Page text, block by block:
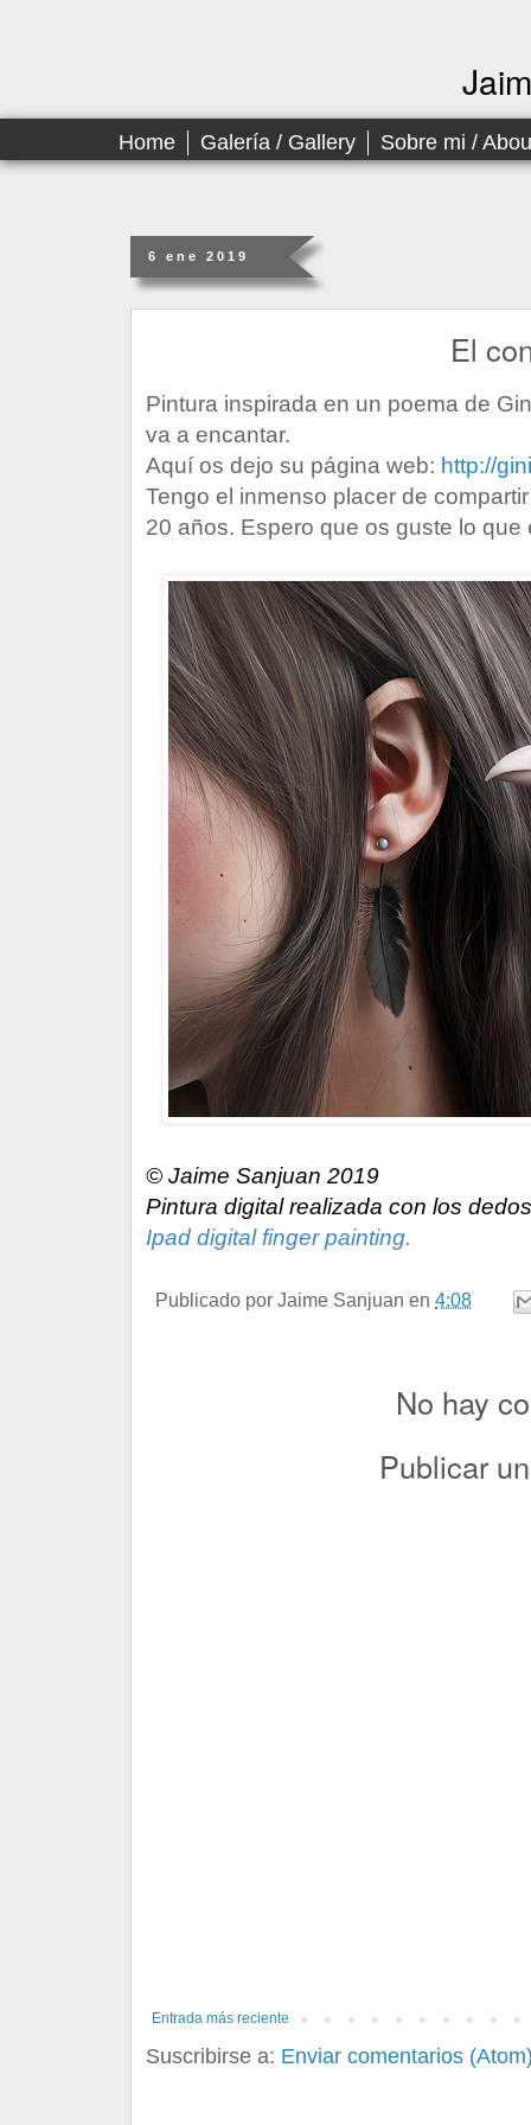
Home Galería / Gallery Sobre mi /
6 ene 2019
El
Pintura inspirada en un poema de
va a encantar.
Aquí os dejo su página web: http://
Tengo el inmenso placer de
20 años. Espero que os guste lo que
© Jaime Sanjuan 2019
Pintura digital realizada con los
Ipad digital finger painting.
Publicado por Jaime Sanjuan en 4:08
No hay
Publicar
Entrada más reciente
Suscribirse a: Enviar comentarios